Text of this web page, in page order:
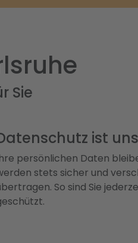
Sie
ist
persönlichen Daten
stets sicher und
So sind Sie